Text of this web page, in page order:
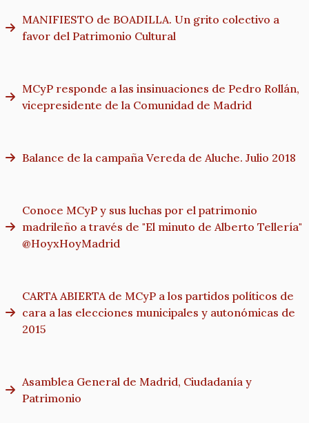
MANIFIESTO de BOADILLA. Un grito colectivo a
favor del Patrimonio Cultural
MCyP responde a las insinuaciones de Pedro Rollán,
vicepresidente de la Comunidad de Madrid
Balance de la campaña Vereda de Aluche. Julio 2018
Conoce MCyP y sus luchas por el patrimonio
madrileño a través de "El minuto de Alberto Tellería"
@HoyxHoyMadrid
CARTA ABIERTA de MCyP a los partidos políticos de
cara a las elecciones municipales y autonómicas de
2015
Asamblea General de Madrid, Ciudadanía y
Patrimonio